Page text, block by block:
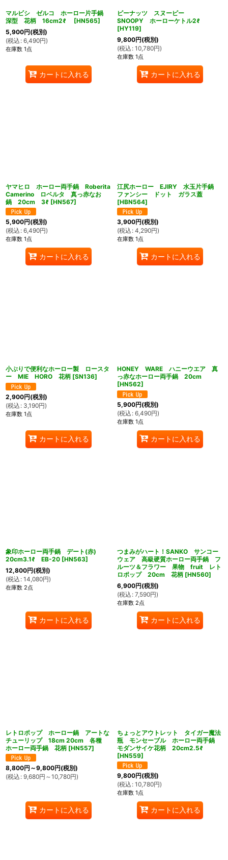
マルビシ ゼルコ ホーロー片手鍋
深型 花柄 16cm2ℓ
[HN565]
5,900円(税別)
(税込 : 6,490円)
在庫数 1点
カートに入れる
ピーナッツ スヌーピー
SNOOPY ホーローケトル2ℓ
[HY119]
9,800円(税別)
(税込 : 10,780円)
在庫数 1点
カートに入れる
ヤマヒロ ホーロー両手鍋 Roberita
Camerino ロベルタ 真っ赤なお
鍋 20cm 3ℓ [HN567]
5,900円(税別)
(税込 : 6,490円)
在庫数 1点
カートに入れる
江尻ホーロー EJIRY 水玉片手鍋
ファンシー ドット ガラス蓋
[HBN564]
3,900円(税別)
(税込 : 4,290円)
在庫数 1点
カートに入れる
小ぶりで便利なホーロー製 ロースタ
ー MIE HORO 花柄 [SN136]
2,900円(税別)
(税込 : 3,190円)
在庫数 1点
カートに入れる
HONEY WARE ハニーウエア 真
っ赤なホーロー両手鍋 20cm
[HN562]
5,900円(税別)
(税込 : 6,490円)
在庫数 1点
カートに入れる
象印ホーロー両手鍋 デート(赤)
20cm3.1ℓ EB-20 [HN563]
12,800円(税別)
(税込 : 14,080円)
在庫数 2点
カートに入れる
つまみがハート！SANKO サンコー
ウェア 高級硬質ホーロー両手鍋 フ
ルーツ＆フラワー 果物 fruit レト
ロポップ 20cm 花柄 [HN560]
6,900円(税別)
(税込 : 7,590円)
在庫数 2点
カートに入れる
レトロポップ ホーロー鍋 アートな
チューリップ 18cm 20cm 各種
ホーロー両手鍋 花柄 [HN557]
8,800円 ～9,800円(税別)
(税込 : 9,680円 ～10,780円)
カートに入れる
ちょっとアウトレット タイガー魔法
瓶 モンセーブル ホーロー両手鍋
モダンサイケ花柄 20cm2.5ℓ
[HN559]
9,800円(税別)
(税込 : 10,780円)
在庫数 1点
カートに入れる